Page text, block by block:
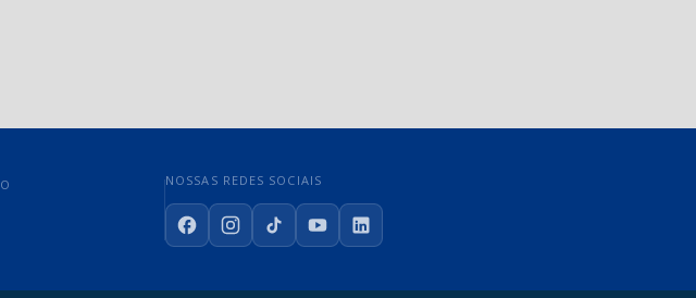
NOSSAS REDES SOCIAIS
FacebookInstagram
TikTokYouTubeLinkedIn